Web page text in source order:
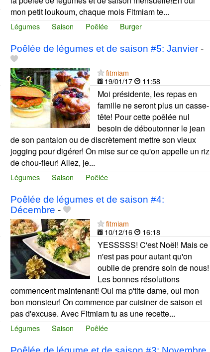
mon petit loukoum, chaque mois Fitmiam te...
Légumes Saison Poêlée Burger
Poêlée de légumes et de saison #5: Janvier-
fitmiam
19/01/17
11:58
Moi présidente, les repas en
famille ne seront plus un casse-
tête! Pour cette poêlée nul
besoin de déboutonner le jean
de son pantalon ou de discrètement mettre son vieux
jogging pour digérer! On mise sur ce qu'on appelle un riz
de chou-fleur! Allez, je...
Légumes Saison Poêlée
Poêlée de légumes et de saison #4:
Décembre -
fitmiam
10/12/16
16:18
YESSSSS! C'est Noël! Mais ce
n'est pas pour autant qu'on
oublie de prendre soin de nous!
Les bonnes résolutions
commencent maintenant! Oui ma p'tite dame, oui mon
bon monsieur! On commence par cuisiner de saison et
pas d'excuse. Avec Fitmiam tu as une recette...
Légumes Saison Poêlée